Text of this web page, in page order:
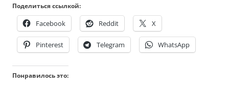
Поделиться ссылкой:
Facebook Reddit X
Pinterest Telegram WhatsApp
Понравилось это: